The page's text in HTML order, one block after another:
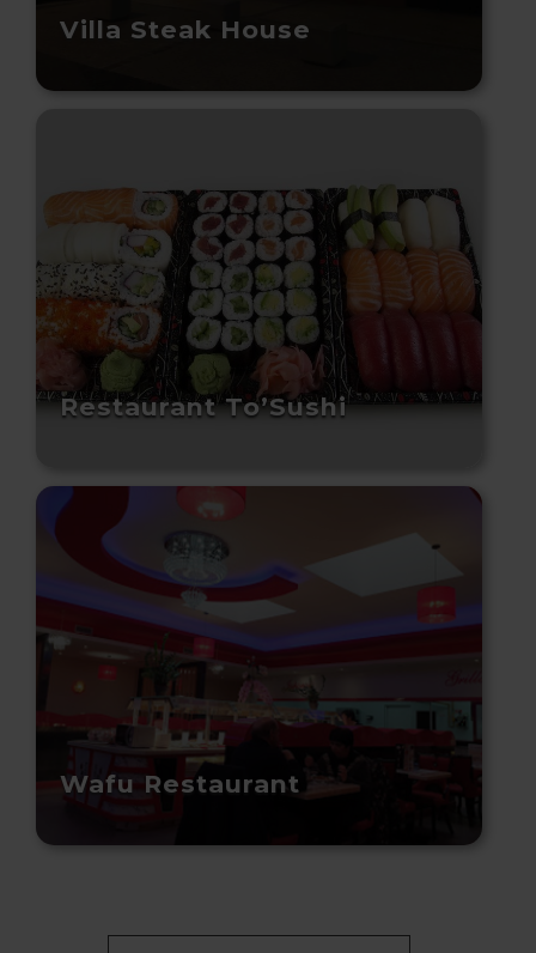
Villa Steak House
Restaurant To’Sushi
Wafu Restaurant